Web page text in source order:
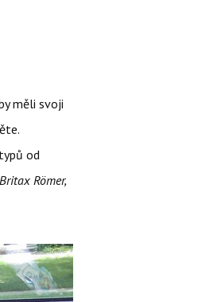
měli svoji
od
Britax Römer,